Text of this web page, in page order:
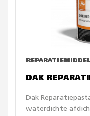
DAK
Dak
waterdichte